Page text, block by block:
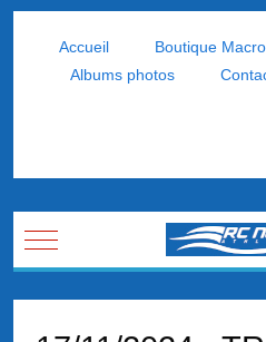
Accueil
Boutique
Albums photos
Mobile Menu Toggle